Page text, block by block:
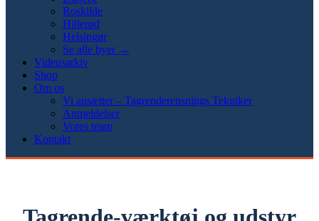
Roskilde
Hillerød
Helsingør
Se alle byer →
Vidensarkiv
Shop
Om os
Vi ansætter – Tagrenderensnings Tekniker
Anmeldelser
Vores team
Kontakt